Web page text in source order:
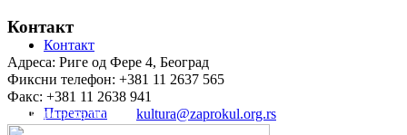
Контакт
Птретрага
Контакт
Адреса: Риге од Фере 4, Београд
Фиксни телефон: +381 11 2637 565
Факс: +381 11 2638 941
Електронска пошта:
kultura@zaprokul.org.rs